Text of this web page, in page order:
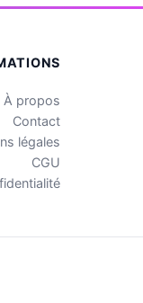
À propos
Contact
légales
CGU